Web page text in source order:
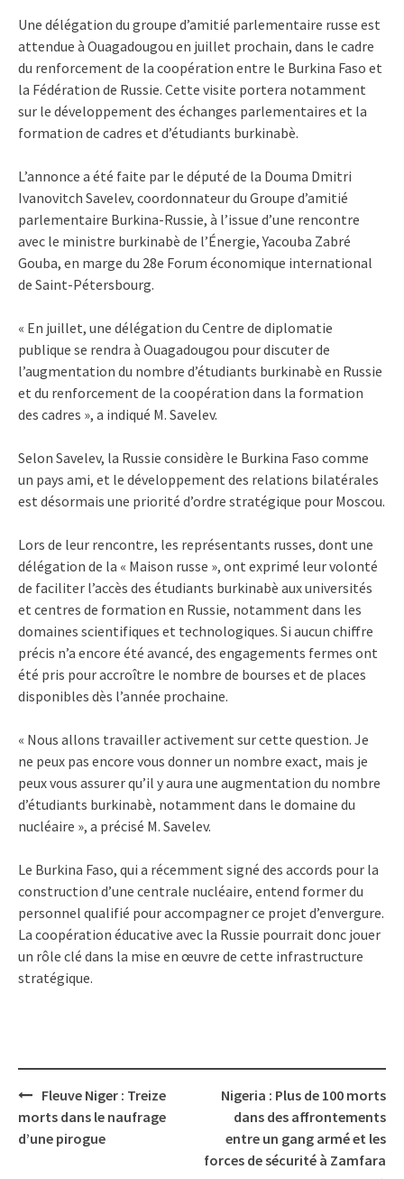
Une délégation du groupe d’amitié parlementaire russe est
attendue à Ouagadougou en juillet prochain, dans le cadre
du renforcement de la coopération entre le Burkina Faso et
la Fédération de Russie. Cette visite portera notamment
sur le développement des échanges parlementaires et la
formation de cadres et d’étudiants burkinabè.
L’annonce a été faite par le député de la Douma Dmitri
Ivanovitch Savelev, coordonnateur du Groupe d’amitié
parlementaire Burkina-Russie, à l’issue d’une rencontre
avec le ministre burkinabè de l’Énergie, Yacouba Zabré
Gouba, en marge du 28e Forum économique international
de Saint-Pétersbourg.
« En juillet, une délégation du Centre de diplomatie
publique se rendra à Ouagadougou pour discuter de
l’augmentation du nombre d’étudiants burkinabè en Russie
et du renforcement de la coopération dans la formation
des cadres », a indiqué M. Savelev.
Selon Savelev, la Russie considère le Burkina Faso comme
un pays ami, et le développement des relations bilatérales
est désormais une priorité d’ordre stratégique pour Moscou.
Lors de leur rencontre, les représentants russes, dont une
délégation de la « Maison russe », ont exprimé leur volonté
de faciliter l’accès des étudiants burkinabè aux universités
et centres de formation en Russie, notamment dans les
domaines scientifiques et technologiques. Si aucun chiffre
précis n’a encore été avancé, des engagements fermes ont
été pris pour accroître le nombre de bourses et de places
disponibles dès l’année prochaine.
« Nous allons travailler activement sur cette question. Je
ne peux pas encore vous donner un nombre exact, mais je
peux vous assurer qu’il y aura une augmentation du nombre
d’étudiants burkinabè, notamment dans le domaine du
nucléaire », a précisé M. Savelev.
Le Burkina Faso, qui a récemment signé des accords pour la
construction d’une centrale nucléaire, entend former du
personnel qualifié pour accompagner ce projet d’envergure.
La coopération éducative avec la Russie pourrait donc jouer
un rôle clé dans la mise en œuvre de cette infrastructure
stratégique.
Post
navigation
Fleuve Niger : Treize
morts dans le naufrage
d’une pirogue
Nigeria : Plus de 100 morts
dans des affrontements
entre un gang armé et les
forces de sécurité à Zamfara